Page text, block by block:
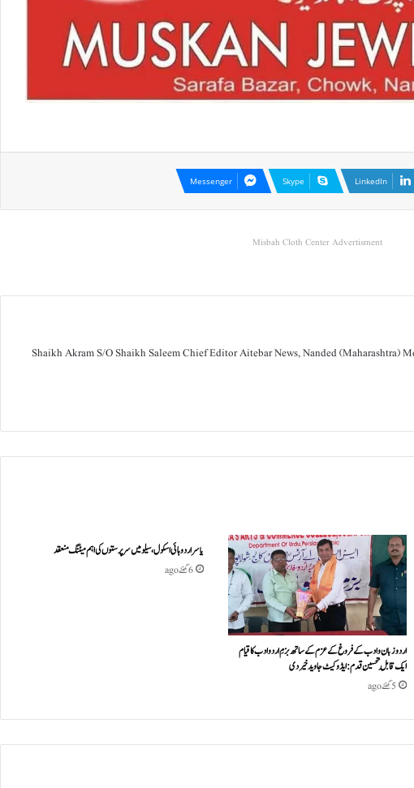
LinkedIn
Skype
Messenger
Misbah Cloth Center Advertisment
Shaikh Akram S/O Shaikh Saleem Chief Editor Aitebar News, Nanded (Maharashtra)
اردو زبان و ادب کے فروغ کے عزم کے ساتھ بزمِ اردو ادب کا قیام
ایک قابلِ تحسین قدم : ایڈوکیٹ جاوید خیردی
5 گھنٹے ago
یاسر اردو ہائی اسکول، سیلو میں سرپرستوں کی اہم میٹنگ منعقد
6 گھنٹے ago